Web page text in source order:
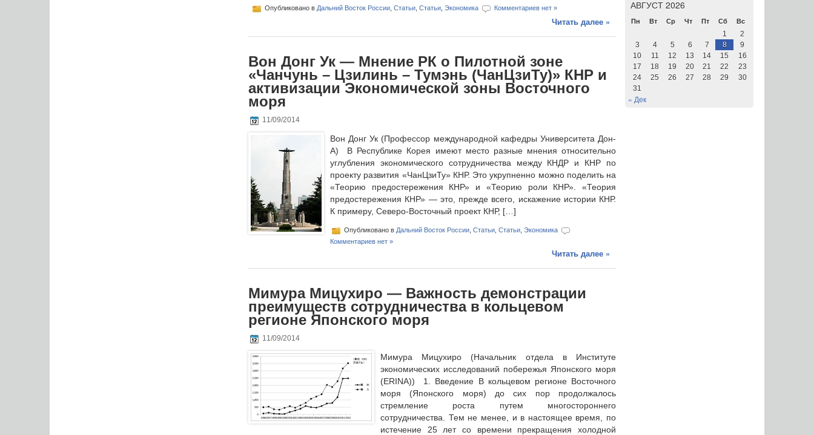
Опубликовано в Дальний Восток России Статьи Статьи Экономика Комментариев нет »
Читать далее »
Вон Донг Ук — Мнение РК о Пилотной зоне
«Чанчунь – Цзилинь – Тумэнь (ЧанЦзиТу)» КНР и
активизации Экономической зоны Восточного
моря
11/09/2014
Вон Донг Ук (Профессор международной кафедры Университета Дон-
А) В Республике Корея имеют место разные мнения относительно
углубления экономического сотрудничества между КНДР и КНР по
проекту развития «ЧанЦзиТу» КНР. Это укрупненно можно поделить на
«Теорию предостережения КНР» и «Теорию роли КНР». «Теория
предостережения КНР» — это, прежде всего, искажение истории КНР.
К примеру, Северо-Восточный проект КНР, […]
Опубликовано в Дальний Восток России Статьи Статьи Экономика
Комментариев нет »
Читать далее »
Мимура Мицухиро — Важность демонстрации
преимуществ сотрудничества в кольцевом
регионе Японского моря
11/09/2014
Мимура Мицухиро (Начальник отдела в Институте
экономических исследований побережья Японского моря
(ERINA)) 1. Введение В кольцевом регионе Восточного
моря (Японского моря) до сих пор продолжалось
стремление роста путем многостороннего
сотрудничества. Тем не менее, и в настоящее время, по
истечение 25 лет со времени прекращения холодной
АВГУСТ 2026
Пн Вт Ср Чт Пт Сб Вс
1
2
3
4 5 6 7 8
9
10
11 12 13 14 15
16
17
18 19 20 21 22
23
24
25 26 27 28 29
30
31
« Дек